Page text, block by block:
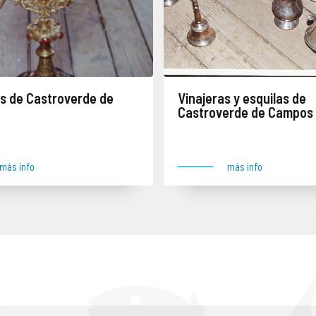
de Castroverde de
más info
Vinajeras y esquilas de
Castroverde de Campos
más info